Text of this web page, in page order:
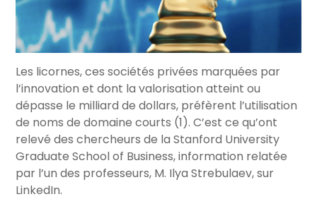
Les licornes, ces sociétés privées marquées par
l’innovation et dont la valorisation atteint ou
dépasse le milliard de dollars, préfèrent l’utilisation
de noms de domaine courts (1). C’est ce qu’ont
relevé des chercheurs de la Stanford University
Graduate School of Business, information relatée
par l’un des professeurs, M. Ilya Strebulaev, sur
LinkedIn.